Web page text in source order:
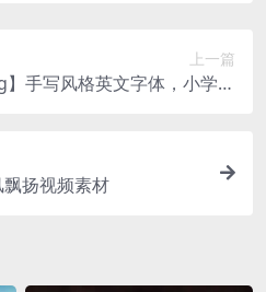
上一篇
手写风格英文字体，小学生
扬视频素材